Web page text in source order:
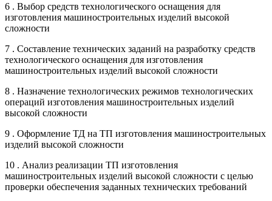
6 . Выбор средств технологического оснащения для
изготовления машиностроительных изделий высокой
сложности
7 . Составление технических заданий на разработку средств
технологического оснащения для изготовления
машиностроительных изделий высокой сложности
8 . Назначение технологических режимов технологических
операций изготовления машиностроительных изделий
высокой сложности
9 . Оформление ТД на ТП изготовления машиностроительных
изделий высокой сложности
10 . Анализ реализации ТП изготовления
машиностроительных изделий высокой сложности с целью
проверки обеспечения заданных технических требований